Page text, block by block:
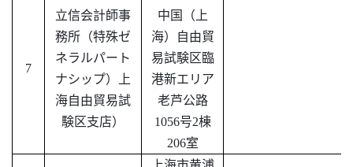
7
立信会計師事
務所（特殊ゼ
ネラルパート
ナシップ）上
海自由貿易試
験区支店）
中国（上
海）自由貿
易試験区臨
港新エリア
老芦公路
1056号2棟
206室